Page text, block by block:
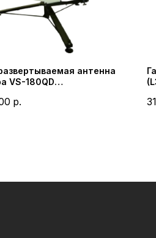
антенна
VS-180QD
р.